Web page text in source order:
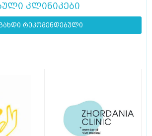
კლინიკები
რეკომენდებული